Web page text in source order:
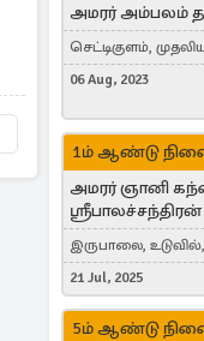
அமரர் அம்பலம்
செட்டிகுளம்,
06 Aug, 2023
1ம் ஆண்டு
அமரர் ஞானி
ஸ்ரீபாலச்சந்திரன்
இருபாலை,
France
21 Jul, 2025
5ம் ஆண்டு